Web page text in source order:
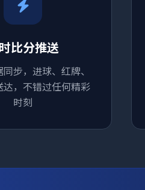
比分推送
步，进球、红牌、
达，不错过任何精彩
时刻